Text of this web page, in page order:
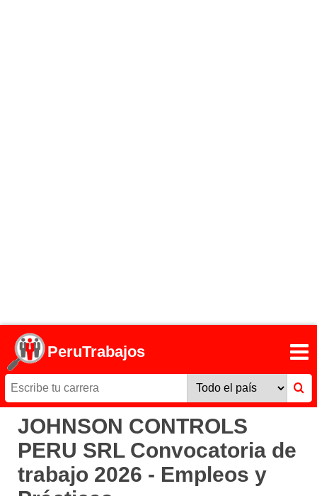
PeruTrabajos
JOHNSON CONTROLS
PERU SRL Convocatoria de
trabajo 2026 - Empleos y